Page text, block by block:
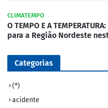
CLIMATEMPO
O TEMPO E A
para a Região Nordeste
Categorias
(*)
acidente